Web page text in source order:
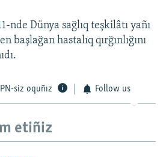
nde Dünya sağlıq teşkilâtı yañı
başlağan hastalıq qırğınlığını
siz oquñız Follow us
etiñiz